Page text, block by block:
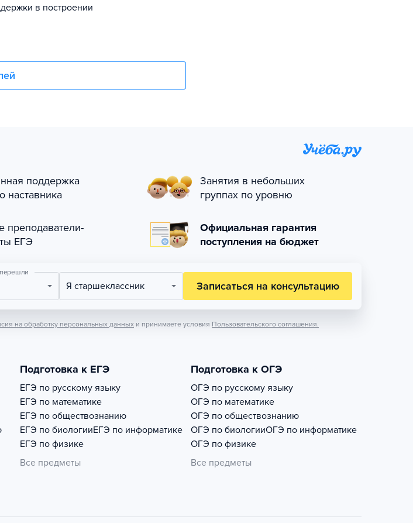
в построении
поддержка
наставника
Занятия в небольших
группах по уровню
преподаватели-
ЕГЭ
Официальная гарантия
поступления на бюджет
Я старшеклассник Записаться на консультацию
на обработку персональных данных и принимаете условия Пользовательского соглашения.
Подготовка к ЕГЭ
ЕГЭ по русскому языку
ЕГЭ по математике
ЕГЭ по обществознанию
ЕГЭ по биологииЕГЭ по информатике
ЕГЭ по физике
Все предметы
Подготовка к ОГЭ
ОГЭ по русскому языку
ОГЭ по математике
ОГЭ по обществознанию
ОГЭ по биологииОГЭ по информатике
ОГЭ по физике
Все предметы